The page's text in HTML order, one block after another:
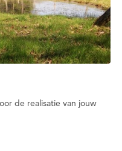
de realisatie van jouw